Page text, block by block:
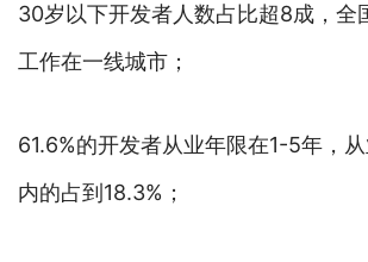
30岁以下开发者人数占比超8成，全
工作在一线城市；
61.6%的开发者从业年限在1-5年，
内的占到18.3%；